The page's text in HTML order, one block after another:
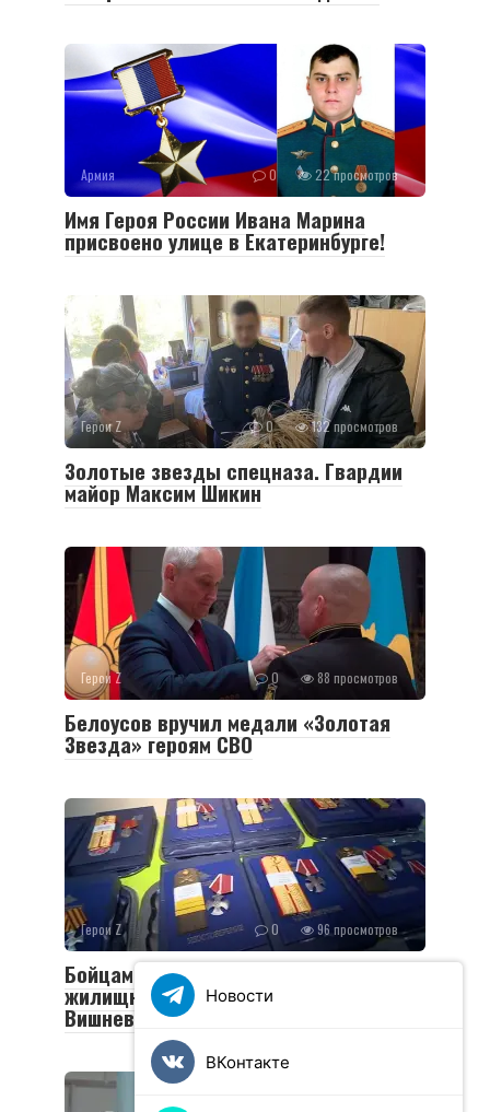
Армия 0 22 просмотров
Имя Героя России Ивана Марина
присвоено улице в Екатеринбурге!
Герои Z 0 132 просмотров
Золотые звезды спецназа. Гвардии
майор Максим Шикин
Герои Z 0 88 просмотров
Белоусов вручил медали «Золотая
Звезда» героям СВО
Герои Z 0 96 просмотров
Бойцам СВО вручили госнаграды и
жилищные сертификаты в госпитале
Вишневского
Новости
ВКонтакте